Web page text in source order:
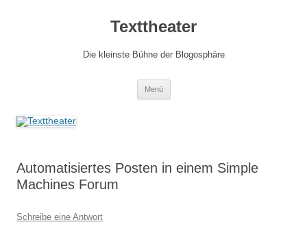
Texttheater
Die kleinste Bühne der Blogosphäre
Menü
Automatisiertes Posten in einem Simple
Machines Forum
Schreibe eine Antwort